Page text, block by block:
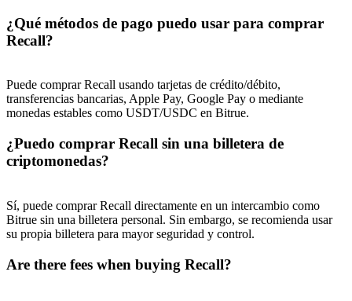
¿Qué métodos de pago puedo usar para comprar
Recall?
Puede comprar Recall usando tarjetas de crédito/débito,
transferencias bancarias, Apple Pay, Google Pay o mediante
monedas estables como USDT/USDC en Bitrue.
¿Puedo comprar Recall sin una billetera de
criptomonedas?
Sí, puede comprar Recall directamente en un intercambio como
Bitrue sin una billetera personal. Sin embargo, se recomienda usar
su propia billetera para mayor seguridad y control.
Are there fees when buying Recall?